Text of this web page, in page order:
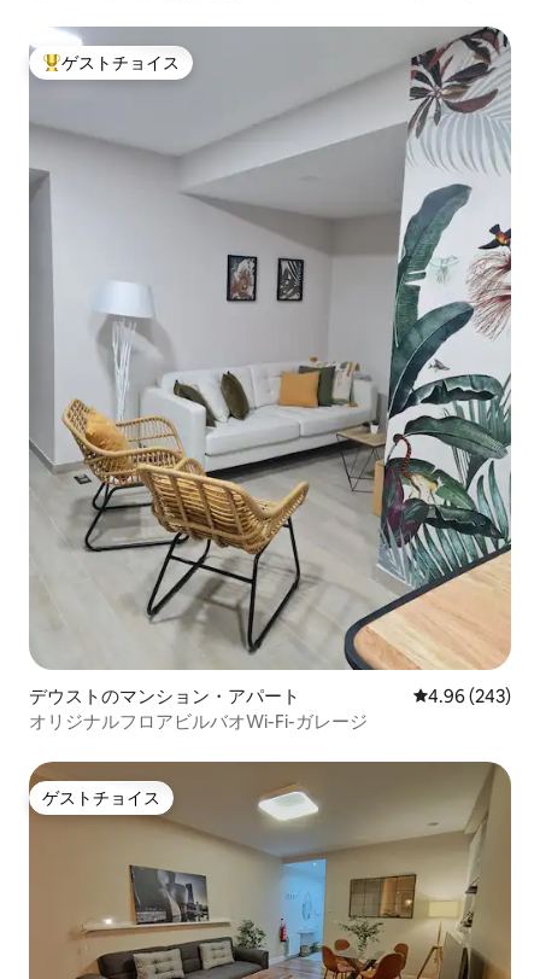
大好評のゲストチョイスです。
ゲストチョイス
デウストのマンション・アパート レビュー243
4.96 (243)
オリジナルフロアビルバオWi-Fi-ガレージ
ゲストチョイス
ゲストチョイス